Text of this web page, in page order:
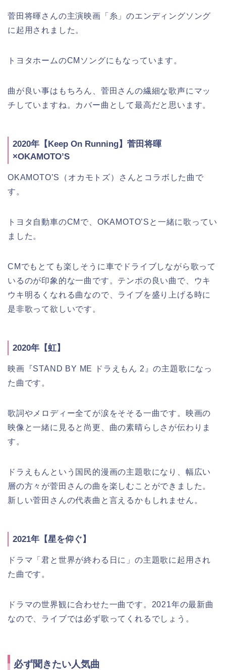
菅田将暉さんの主演映画「糸」のエンディングソング
に起用されました。
トヨタホームのCMソングにもなっています。
曲が良い事はもちろん、菅田さんの繊細な歌声にマッ
チしていますね。カバー曲として最高だと思います。
2020年【Keep On Running】菅田将暉
×OKAMOTO’S
OKAMOTO’S（オカモトズ）さんとコラボした曲で
す。
トヨタ自動車のCMで、OKAMOTO’Sと一緒に歌ってい
ました。
CMでもとても楽しそうに車でドライブしながら歌って
いるのが印象的な一曲です。テンポの良い曲で、ウキ
ウキ明るくなれる曲なので、ライブを盛り上げる時に
是非歌って欲しいです。
2020年【虹】
映画『STAND BY ME ドラえもん 2』の主題歌になっ
た曲です。
歌詞やメロディー全てが涙をそそる一曲です。映画の
映像と一緒に見ると尚更、曲の素晴らしさが伝わりま
す。
ドラえもんという国民的漫画の主題歌になり、幅広い
層の方々が菅田さんの曲を楽しむことができました。
新しい菅田さんの代表曲と言えるかもしれません。
2021年【星を仰ぐ】
ドラマ「君と世界が終わる日に」の主題歌に起用され
た曲です。
ドラマの世界観に合わせた一曲です。2021年の最新曲
なので、ライブでは必ず歌ってくれるでしょう。
必ず聞きたい人気曲